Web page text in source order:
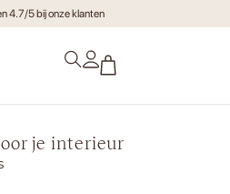
va €75,- (NL)
je interieur